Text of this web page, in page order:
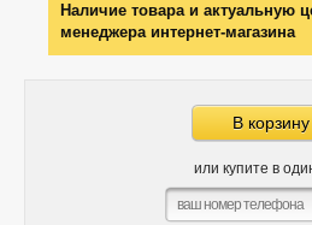
Наличие товара и актуальную
менеджера интернет-магазина
В корзину
или купите в